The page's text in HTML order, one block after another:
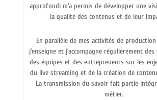
approfondi m’a permis de développer une
la qualité des contenus et de leur
En parallèle de mes activités de production
j’enseigne et j’accompagne régulièrement
des équipes et des entrepreneurs sur les
du live streaming et de la création de
La transmission du savoir fait partie
métier.